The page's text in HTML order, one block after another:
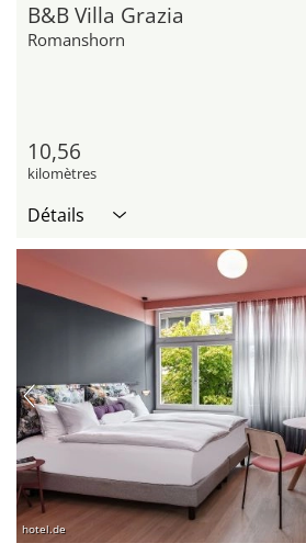
B&B Villa Grazia
Romanshorn
10,56
kilomètres
Détails
hotel.de